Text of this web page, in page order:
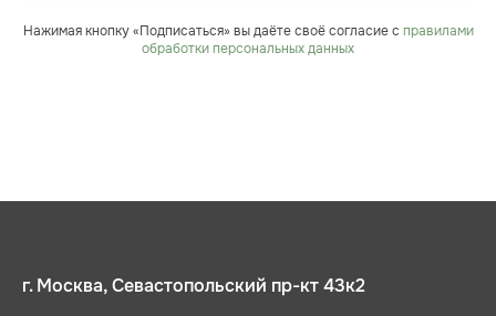
Нажимая кнопку «Подписаться» вы даёте своё согласие с правилами
обработки персональных данных
г. Москва, Севастопольский пр-кт 43к2